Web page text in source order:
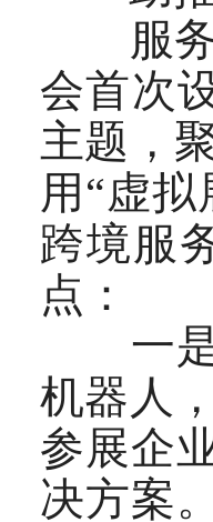
服务
会首次
主题，
用“虚
跨境服
点：
一是“
机器人
参展企
决方案